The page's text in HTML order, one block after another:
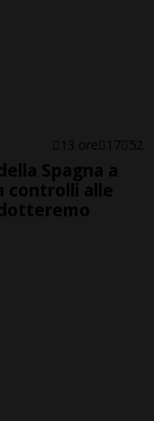
13 ore 17 52
Spagna a
controlli alle